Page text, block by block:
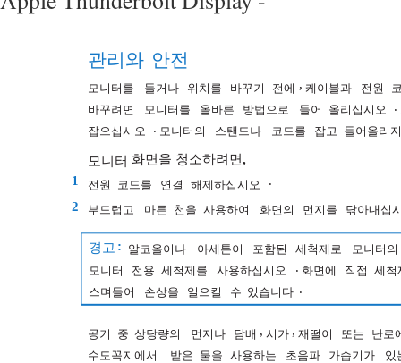
관리와 안전
모니터를 들거나 위치를 바꾸기 전에 , 케이블과 전원
바꾸려면
모니터를 올바른 방법으로 들어 올리십시오 .
잡으십시오
. 모니터의 스탠드나 코드를 잡고 들어올리지
모니터 화면을 청소하려면,
1
전원 코드를 연결 해제하십시오
.
2
부드럽고 마른 천을 사용하여 화면의 먼지를 닦아내십
경고 : 알코올이나 아세톤이 포함된 세척제로
모니터의
모니터
전용 세척제를 사용하십시오 . 화면에 직접 세척
스며들어
손상을 일으킬 수 있습니다 .
공기 중 상당량의 먼지나 담배 , 시가 , 재떨이 또는
난로
수도꼭지에서
받은 물을 사용하는 초음파 가습기가
있